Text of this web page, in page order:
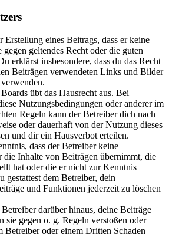
Erstellung eines Beitrags, dass er keine
geltendes Recht oder die guten
erklärst insbesondere, dass du das Recht
Beiträgen verwendeten Links und Bilder
übt das Hausrecht aus. Bei
Nutzungsbedingungen oder anderer im
Regeln kann der Betreiber dich nach
oder dauerhaft von der Nutzung dieses
und dir ein Hausverbot erteilen.
dass der Betreiber keine
die Inhalte von Beiträgen übernimmt, die
hat oder die er nicht zur Kenntnis
gestattest dem Betreiber, dein
und Funktionen jederzeit zu löschen
darüber hinaus, deine Beiträge
sie gegen o. g. Regeln verstoßen oder
Betreiber oder einem Dritten Schaden